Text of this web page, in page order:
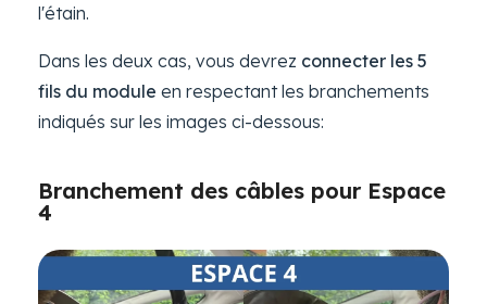
l'étain.
Dans les deux cas, vous devrez connecter les 5
fils du module en respectant les branchements
indiqués sur les images ci-dessous:
Branchement des câbles pour Espace
4